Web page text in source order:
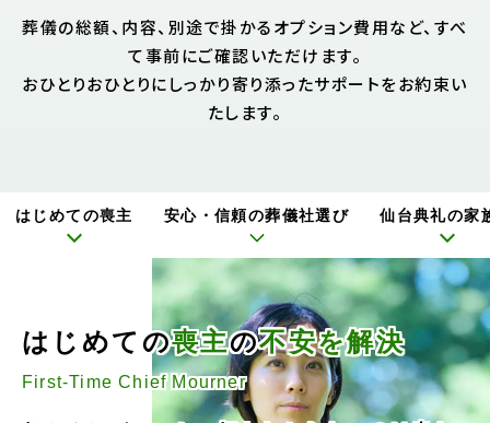
葬儀の総額、内容、別途で掛かるオプション費用など、すべ
て事前にご確認いただけます。
おひとりおひとりにしっかり寄り添ったサポートをお約束い
たします。
はじめての喪主 安心・信頼の葬儀社選び 仙台典礼の家
はじめての喪主の不安を解決
First-Time Chief Mourner